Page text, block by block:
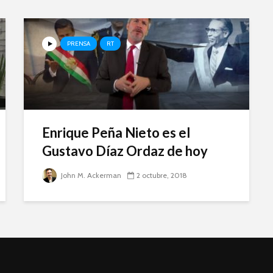
PRENSA RT
Enrique Peña Nieto es el
Gustavo Díaz Ordaz de hoy
John M. Ackerman 2 octubre, 2018